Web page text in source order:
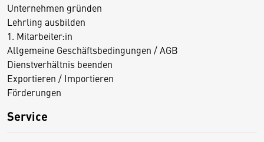
Unternehmen gründen
Lehrling ausbilden
1. Mitarbeiter:in
Allgemeine Geschäftsbedingungen / AGB
Dienstverhältnis beenden
Exportieren / Importieren
Förderungen
Service